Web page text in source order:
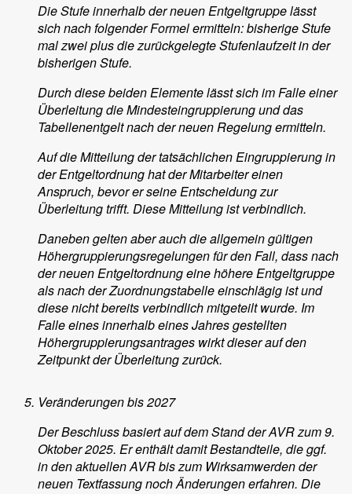
Die Stufe innerhalb der neuen Entgeltgruppe lässt
sich nach folgender Formel ermitteln: bisherige Stufe
mal zwei plus die zurückgelegte Stufenlaufzeit in der
bisherigen Stufe.
Durch diese beiden Elemente lässt sich im Falle einer
Überleitung die Mindesteingruppierung und das
Tabellenentgelt nach der neuen Regelung ermitteln.
Auf die Mitteilung der tatsächlichen Eingruppierung in
der Entgeltordnung hat der Mitarbeiter einen
Anspruch, bevor er seine Entscheidung zur
Überleitung trifft. Diese Mitteilung ist verbindlich.
Daneben gelten aber auch die allgemein gültigen
Höhergruppierungsregelungen für den Fall, dass nach
der neuen Entgeltordnung eine höhere Entgeltgruppe
als nach der Zuordnungstabelle einschlägig ist und
diese nicht bereits verbindlich mitgeteilt wurde. Im
Falle eines innerhalb eines Jahres gestellten
Höhergruppierungsantrages wirkt dieser auf den
Zeitpunkt der Überleitung zurück.
Veränderungen bis 2027
Der Beschluss basiert auf dem Stand der AVR zum 9.
Oktober 2025. Er enthält damit Bestandteile, die ggf.
in den aktuellen AVR bis zum Wirksamwerden der
neuen Textfassung noch Änderungen erfahren. Die